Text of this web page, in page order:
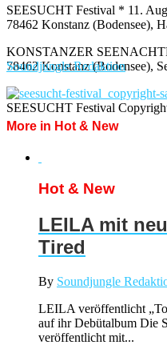
SEESUCHT Festival * 11.
78462 Konstanz (Bodensee),
KONSTANZER
78462 Konstanz (Bodensee),
SEESUCHT Festival
Soundjungle Redaktion
More in Hot & New
Hot & New
LEILA mit
Tired
By Soundjungle
LEILA veröffentlicht
auf ihr Debütalbum Die
veröffentlicht mit...